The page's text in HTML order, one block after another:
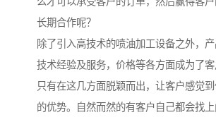
长期合作呢？
除了引入高技术的喷油加工设备之外，
技术经验及服务，价格等各方面成为了客
只有在这几方面脱颖而出，让客户感觉
的优势。自然而然的有客户自己都会找